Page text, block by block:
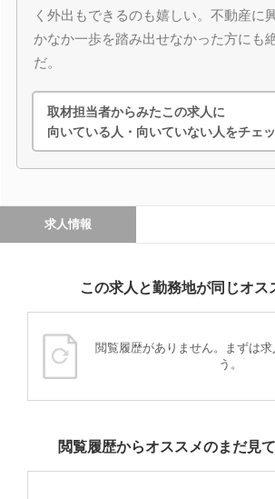
く外出もできるのも嬉しい。不動産に
かなか一歩を踏み出せなかった方にも
だ。
取材担当者からみたこの求人に
向いている人・向いていない人をチェ
求人情報
この求人と勤務地が同じオス
閲覧履歴がありません。まずは求
う。
閲覧履歴からオススメのまだ見